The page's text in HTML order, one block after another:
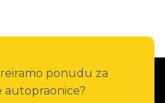
ponudu za
autopraonice?